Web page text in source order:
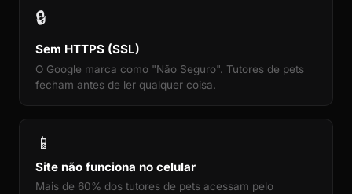
🔒
Sem HTTPS (SSL)
O Google marca como "Não Seguro". Tutores de pets
fecham antes de ler qualquer coisa.
📱
Site não funciona no celular
Mais de 60% dos tutores de pets acessam pelo